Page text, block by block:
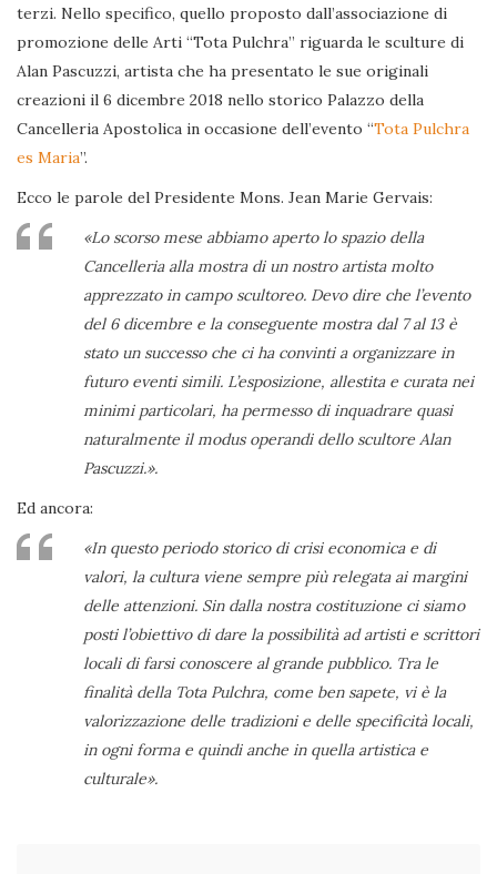
terzi. Nello specifico, quello proposto dall’associazione di
promozione delle Arti “Tota Pulchra” riguarda le sculture di
Alan Pascuzzi, artista che ha presentato le sue originali
creazioni il 6 dicembre 2018 nello storico Palazzo della
Cancelleria Apostolica in occasione dell’evento “Tota Pulchra
es Maria”.
Ecco le parole del Presidente Mons. Jean Marie Gervais:
«Lo scorso mese abbiamo aperto lo spazio della
Cancelleria alla mostra di un nostro artista molto
apprezzato in campo scultoreo. Devo dire che l’evento
del 6 dicembre e la conseguente mostra dal 7 al 13 è
stato un successo che ci ha convinti a organizzare in
futuro eventi simili. L’esposizione, allestita e curata nei
minimi particolari, ha permesso di inquadrare quasi
naturalmente il modus operandi dello scultore Alan
Pascuzzi.».
Ed ancora:
«In questo periodo storico di crisi economica e di
valori, la cultura viene sempre più relegata ai margini
delle attenzioni. Sin dalla nostra costituzione ci siamo
posti l’obiettivo di dare la possibilità ad artisti e scrittori
locali di farsi conoscere al grande pubblico. Tra le
finalità della Tota Pulchra, come ben sapete, vi è la
valorizzazione delle tradizioni e delle specificità locali,
in ogni forma e quindi anche in quella artistica e
culturale».